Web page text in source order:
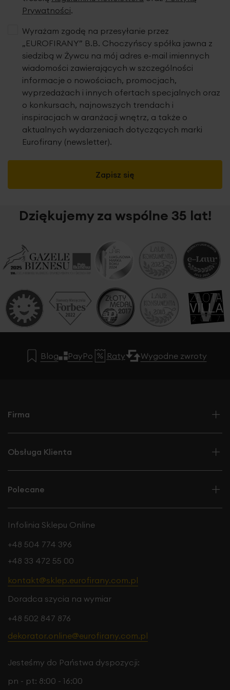
Prywatności.
Zapisz się
Wyrażam zgodę na przesyłanie przez
„EUROFIRANY” B.B. Choczyńscy spółka jawna z
siedzibą w Żywcu na mój adres e-mail imiennych
wiadomości zawierających w szczególności
informacje o nowościach, promocjach,
wyprzedażach i innych ofertach specjalnych oraz
o konkursach, najnowszych trendach i
inspiracjach w aranżacji wnętrz, a także o
aktualnych wydarzeniach dotyczących marki
Eurofirany (newsletter).
Dziękujemy za wspólne 35 lat!
Blog PayPo Raty Wygodne zwroty
Firma
Obsługa Klienta
Polecane
Infolinia Sklepu Online
+48 504 774 396
+48 33 472 55 00
kontakt@sklep.eurofirany.com.pl
Doradca szycia na wymiar
+48 502 847 876
dekorator.online@eurofirany.com.pl
Jesteśmy do Państwa dyspozycji:
pn - pt: 8:00 - 16:00